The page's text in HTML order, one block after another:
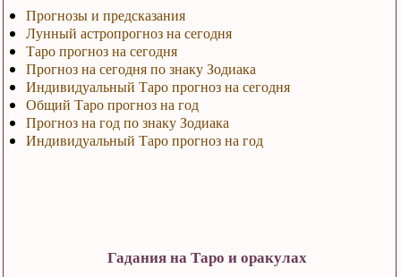
Прогнозы и предсказания
Лунный астропрогноз на сегодня
Таро прогноз на сегодня
Прогноз на сегодня по знаку Зодиака
Индивидуальный Таро прогноз на сегодня
Общий Таро прогноз на год
Прогноз на год по знаку Зодиака
Индивидуальный Таро прогноз на год
Гадания на Таро и оракулах